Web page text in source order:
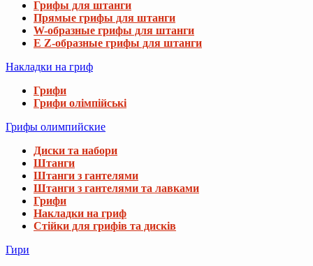
Грифы для штанги
Прямые грифы для штанги
W-образные грифы для штанги
E Z-образные грифы для штанги
Накладки на гриф
Грифи
Грифи олімпійські
Грифы олимпийские
Диски та набори
Штанги
Штанги з гантелями
Штанги з гантелями та лавками
Грифи
Накладки на гриф
Стійки для грифів та дисків
Гири